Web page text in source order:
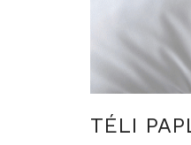
TÉLI